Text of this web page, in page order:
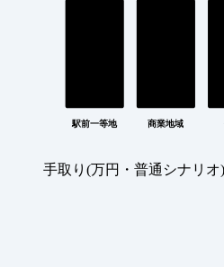
駅前一等地 商業地域
手取り(万円・普通シナリオ)